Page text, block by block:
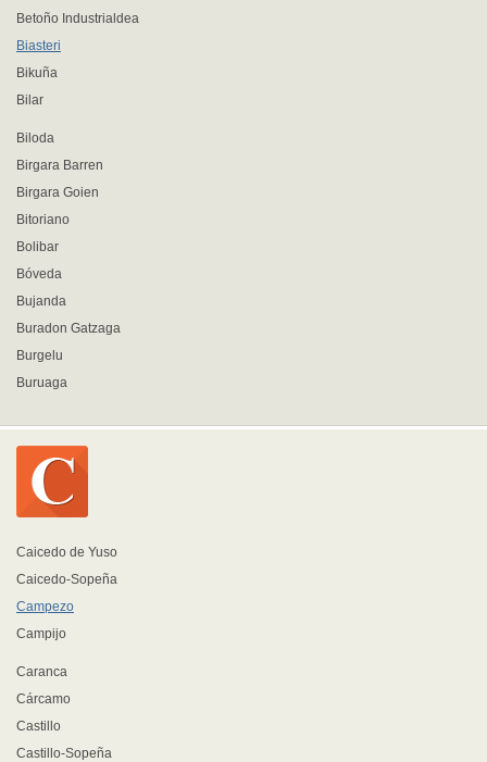
Betoño Industrialdea
Biasteri
Bikuña
Bilar
Biloda
Birgara Barren
Birgara Goien
Bitoriano
Bolibar
Bóveda
Bujanda
Buradon Gatzaga
Burgelu
Buruaga
Caicedo de Yuso
Caicedo-Sopeña
Campezo
Campijo
Caranca
Cárcamo
Castillo
Castillo-Sopeña